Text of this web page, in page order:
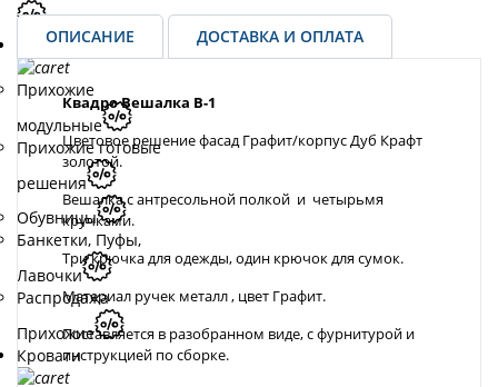
Прихожие
Прихожие
модульные
Прихожие готовые
решения
Обувницы
Банкетки, Пуфы,
Лавочки
Распродажа
Прихожие
Кровати
ОПИСАНИЕ ДОСТАВКА И ОПЛАТА
Квадро Вешалка В-1
Цветовое решение фасад Графит/корпус Дуб Крафт
золотой.
Вешалка с антресольной полкой и четырьмя
кручками.
Три крючка для одежды, один крючок для сумок.
Материал ручек металл , цвет Графит.
Поставляется в разобранном виде, с фурнитурой и
инструкцией по сборке.